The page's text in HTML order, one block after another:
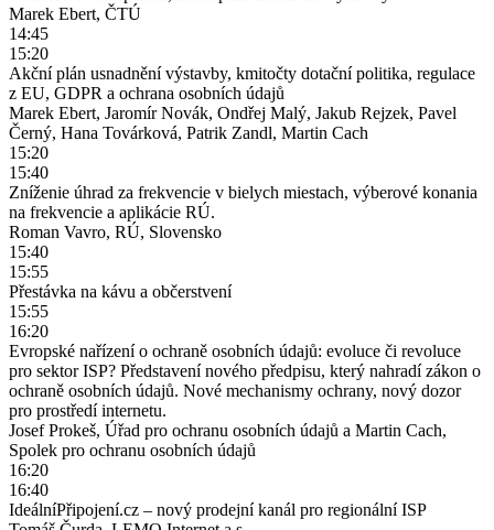
Marek Ebert, ČTÚ
14:45
15:20
Akční plán usnadnění výstavby, kmitočty dotační politika, regulace
z EU, GDPR a ochrana osobních údajů
Marek Ebert, Jaromír Novák, Ondřej Malý, Jakub Rejzek, Pavel
Černý, Hana Továrková, Patrik Zandl, Martin Cach
15:20
15:40
Zníženie úhrad za frekvencie v bielych miestach, výberové konania
na frekvencie a aplikácie RÚ.
Roman Vavro, RÚ, Slovensko
15:40
15:55
Přestávka na kávu a občerstvení
15:55
16:20
Evropské nařízení o ochraně osobních údajů: evoluce či revoluce
pro sektor ISP? Představení nového předpisu, který nahradí zákon o
ochraně osobních údajů. Nové mechanismy ochrany, nový dozor
pro prostředí internetu.
Josef Prokeš, Úřad pro ochranu osobních údajů a Martin Cach,
Spolek pro ochranu osobních údajů
16:20
16:40
IdeálníPřipojení.cz – nový prodejní kanál pro regionální ISP